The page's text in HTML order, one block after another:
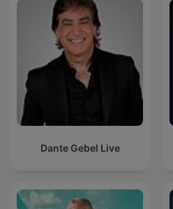
Dante Gebel Live